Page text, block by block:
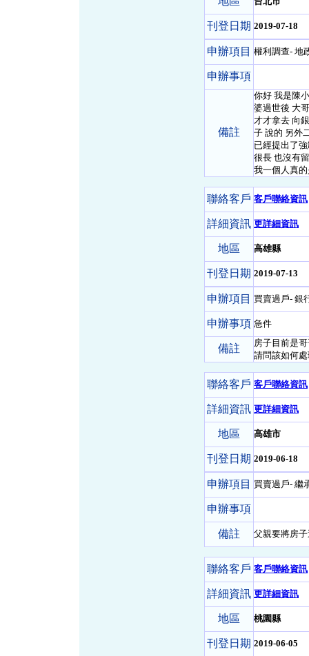
刊登日期 2019-07-18
申辦項目 權利調查- 地
申辦事項
備註
你好 我是陳
婆過世後 大
才才拿去 向
子 說的 另外
已經提出了
很長 也沒有
我一個人真
聯絡客戶 客戶聯絡資訊
詳細資訊 更詳細資訊
地區 高雄縣
刊登日期 2019-07-13
申辦項目 買賣過戶- 銀
申辦事項 急件
備註
房子目前是
請問該如何處
聯絡客戶 客戶聯絡資訊
詳細資訊 更詳細資訊
地區 高雄市
刊登日期 2019-06-18
申辦項目 買賣過戶- 繼
申辦事項
備註 父親要將房
聯絡客戶 客戶聯絡資訊
詳細資訊 更詳細資訊
地區 桃園縣
刊登日期 2019-06-05